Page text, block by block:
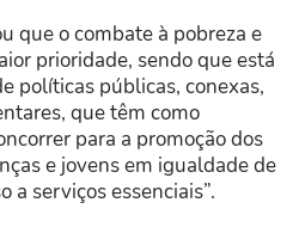
que o combate à pobreza e
prioridade, sendo que está
políticas públicas, conexas,
que têm como
para a promoção dos
e jovens em igualdade de
a serviços essenciais”.